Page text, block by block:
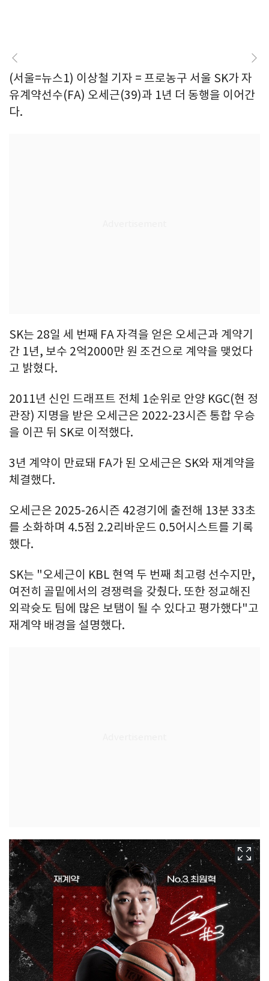
(서울=뉴스1) 이상철 기자 = 프로농구 서울 SK가 자
유계약선수(FA) 오세근(39)과 1년 더 동행을 이어간
다.
SK는 28일 세 번째 FA 자격을 얻은 오세근과 계약기
간 1년, 보수 2억2000만 원 조건으로 계약을 맺었다
고 밝혔다.
2011년 신인 드래프트 전체 1순위로 안양 KGC(현 정
관장) 지명을 받은 오세근은 2022-23시즌 통합 우승
을 이끈 뒤 SK로 이적했다.
3년 계약이 만료돼 FA가 된 오세근은 SK와 재계약을
체결했다.
오세근은 2025-26시즌 42경기에 출전해 13분 33초
를 소화하며 4.5점 2.2리바운드 0.5어시스트를 기록
했다.
SK는 "오세근이 KBL 현역 두 번째 최고령 선수지만,
여전히 골밑에서의 경쟁력을 갖췄다. 또한 정교해진
외곽슛도 팀에 많은 보탬이 될 수 있다고 평가했다"고
재계약 배경을 설명했다.